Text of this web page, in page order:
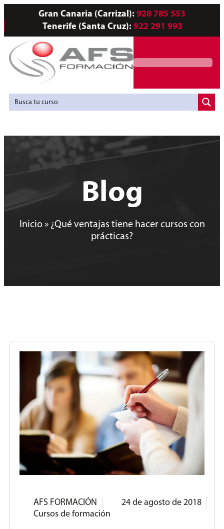
Gran Canaria (Carrizal): 928 785 553
Tenerife (Santa Cruz): 922 291 993
Blog
Inicio» ¿Qué ventajas tiene hacer cursos con
prácticas?
AFS FORMACIÓN
24 de agosto de 2018
Cursos de formación